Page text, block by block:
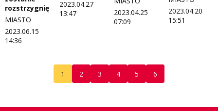
rozstrzygnięty
MIASTO
2023.06.15
14:36
2023.04.27
13:47
2023.04.25
07:09
2023.04.20
15:51
1 2 3 4 5 6